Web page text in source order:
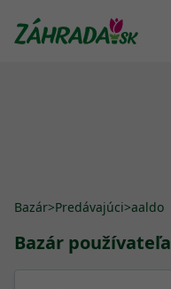
Bazár>Predávajúci>aaldo
Bazár používateľa